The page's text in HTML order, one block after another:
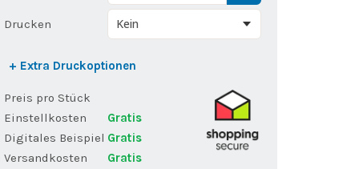
Drucken
+ Extra Druckoptionen
Preis pro Stück
Einstellkosten
Gratis
Digitales Beispiel Gratis
Versandkosten
Gratis